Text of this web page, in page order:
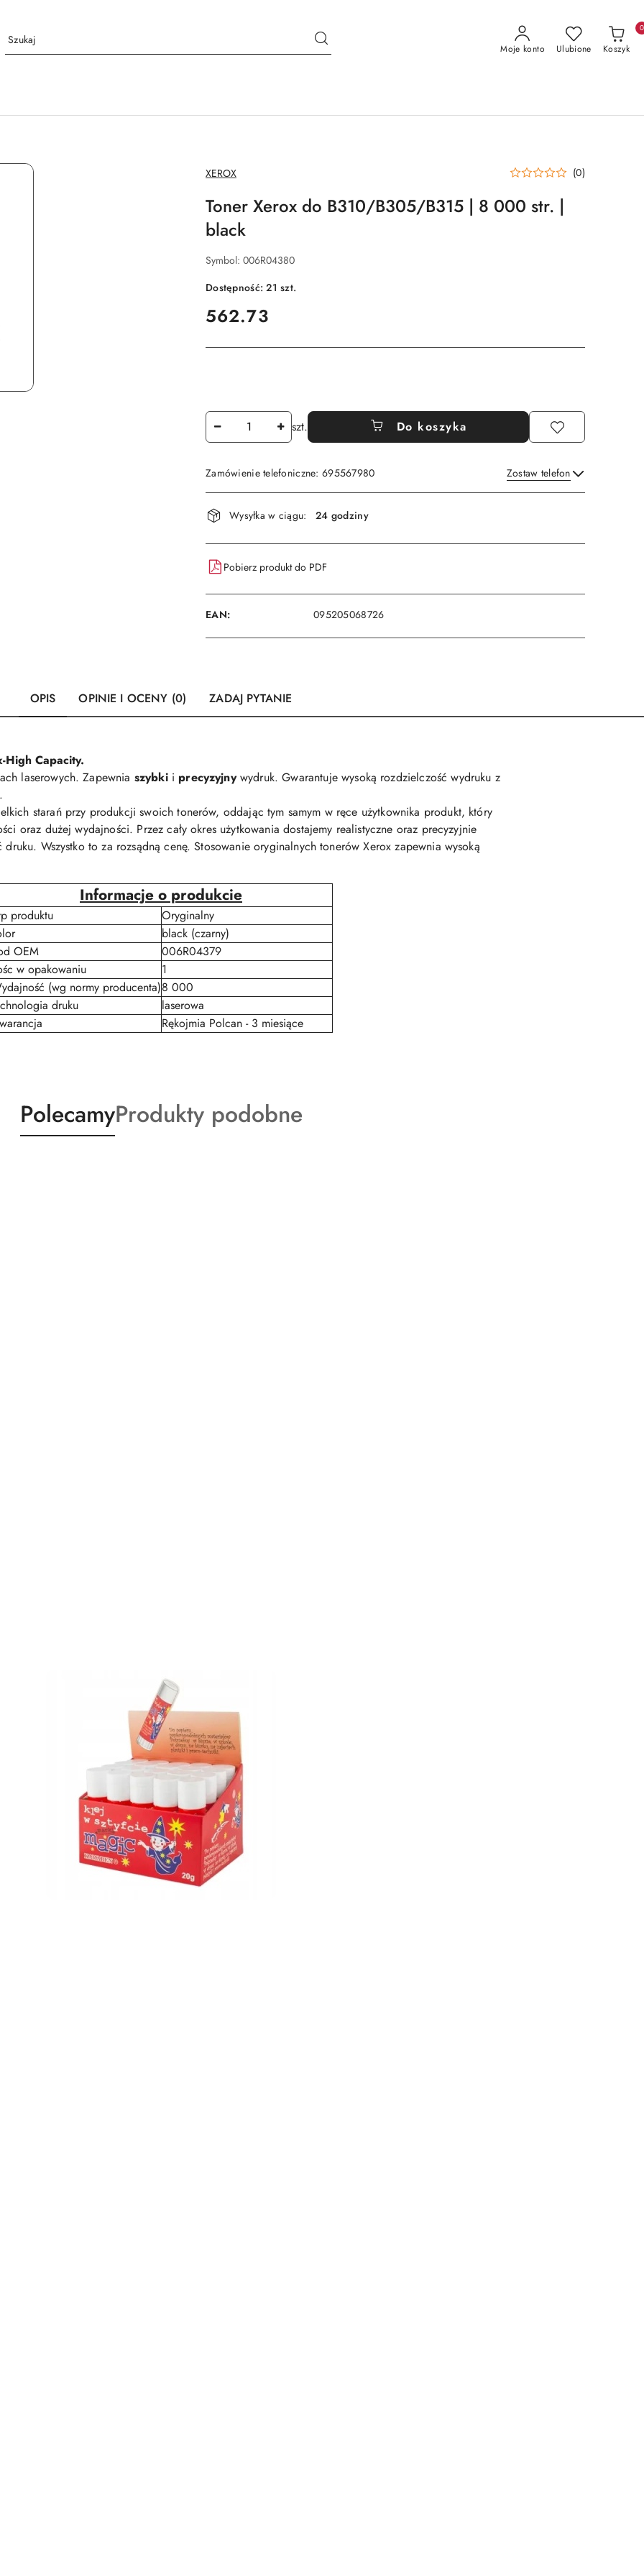
Moje konto Ulubione Koszyk
0
NAZWA
PRODUCENTA:
XEROX (0)
Toner Xerox do B310/B305/B315 | 8 000 str. |
black
Symbol: 006R04380
Dostępność:21szt.
cena:
562.73
Ilość szt. Do koszyka
Zamówienie telefoniczne: 695567980 Zostaw telefon
Wyślij
Dostępność
i
dostawa
Wysyłka w ciągu: 24 godziny
Pobierz produkt do PDF
EAN: 095205068726
OPIS OPINIE I OCENY (0) ZADAJ PYTANIE
Capacity.
laserowych. Zapewnia szybki i precyzyjnywydruk. Gwarantuje wysoką rozdzielczość wydruku z
starań przy produkcji swoich tonerów, oddając tym samym w ręce użytkownika produkt, który
oraz dużej wydajności. Przez cały okres użytkowania dostajemy realistyczne oraz precyzyjnie
Wszystko to za rozsądną cenę. Stosowanie oryginalnych tonerów Xerox zapewnia wysoką
Informacje o produkcie
produktu
Oryginalny
black (czarny)
OEM
006R04379
w opakowaniu
1
(wg normy producenta)8 000
druku
laserowa
Rękojmia Polcan - 3 miesiące
Produkty
o
PolecamyProdukty
o
Produkty podobne